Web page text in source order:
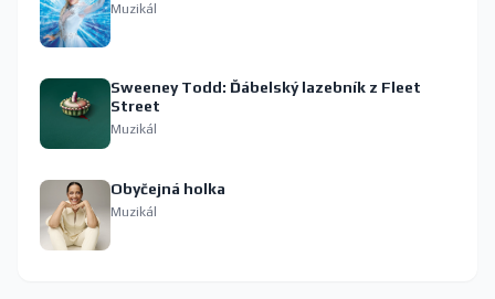
Muzikál
Sweeney Todd: Ďábelský lazebník z Fleet
Street
Muzikál
Obyčejná holka
Muzikál